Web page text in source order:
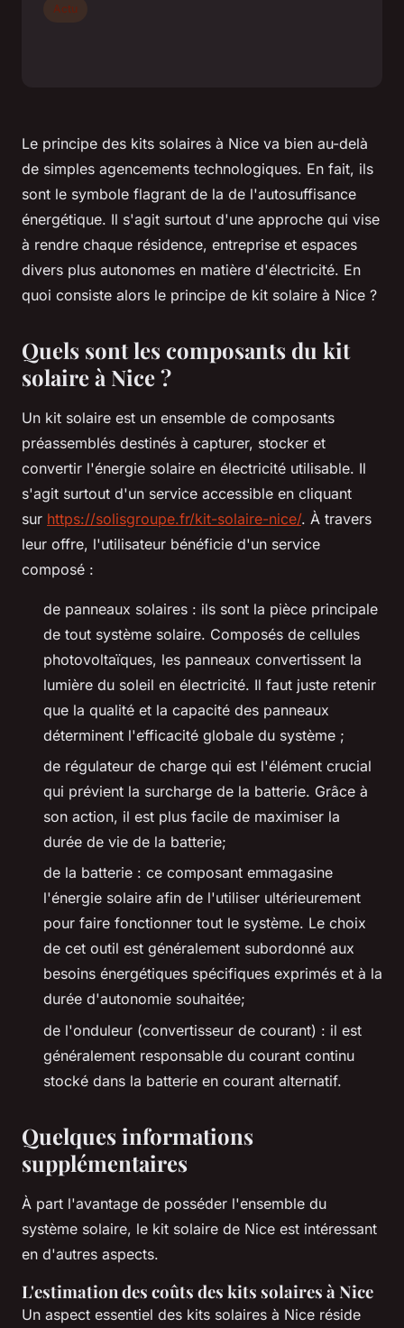
Le principe des kits solaires à Nice va bien au-delà
de simples agencements technologiques. En fait, ils
sont le symbole flagrant de la de l'autosuffisance
énergétique. Il s'agit surtout d'une approche qui vise
à rendre chaque résidence, entreprise et espaces
divers plus autonomes en matière d'électricité. En
quoi consiste alors le principe de kit solaire à Nice ?
Quels sont les composants du kit
solaire à Nice ?
Un kit solaire est un ensemble de composants
préassemblés destinés à capturer, stocker et
convertir l'énergie solaire en électricité utilisable. Il
s'agit surtout d'un service accessible en cliquant
sur https://solisgroupe.fr/kit-solaire-nice/. À travers
leur offre, l'utilisateur bénéficie d'un service
composé :
de panneaux solaires : ils sont la pièce principale
de tout système solaire. Composés de cellules
photovoltaïques, les panneaux convertissent la
lumière du soleil en électricité. Il faut juste retenir
que la qualité et la capacité des panneaux
déterminent l'efficacité globale du système ;
de régulateur de charge qui est l'élément crucial
qui prévient la surcharge de la batterie. Grâce à
son action, il est plus facile de maximiser la
durée de vie de la batterie;
de la batterie : ce composant emmagasine
l'énergie solaire afin de l'utiliser ultérieurement
pour faire fonctionner tout le système. Le choix
de cet outil est généralement subordonné aux
besoins énergétiques spécifiques exprimés et à la
durée d'autonomie souhaitée;
de l'onduleur (convertisseur de courant) : il est
généralement responsable du courant continu
stocké dans la batterie en courant alternatif.
Quelques informations
supplémentaires
À part l'avantage de posséder l'ensemble du
système solaire, le kit solaire de Nice est intéressant
en d'autres aspects.
L'estimation des coûts des kits solaires à Nice
Un aspect essentiel des kits solaires à Nice réside
Actu